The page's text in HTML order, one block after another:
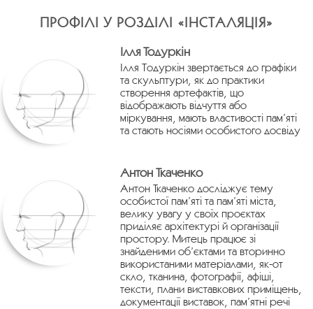
ПРОФІЛІ У РОЗДІЛІ «ІНСТАЛЯЦІЯ»
Ілля Тодуркін
Ілля Тодуркін звертається до графіки
та скульптури, як до практики
створення артефактів, що
відображають відчуття або
міркування, мають властивості пам’яті
та стають носіями особистого досвіду
Антон Ткаченко
Антон Ткаченко досліджує тему
особистої пам’яті та пам’яті міста,
велику увагу у своїх проєктах
приділяє архітектурі й організації
простору. Митець працює зі
знайденими об’єктами та вторинно
використаними матеріалами, як-от
скло, тканина, фотографії, афіші,
тексти, плани виставкових приміщень,
документації виставок, пам’ятні речі